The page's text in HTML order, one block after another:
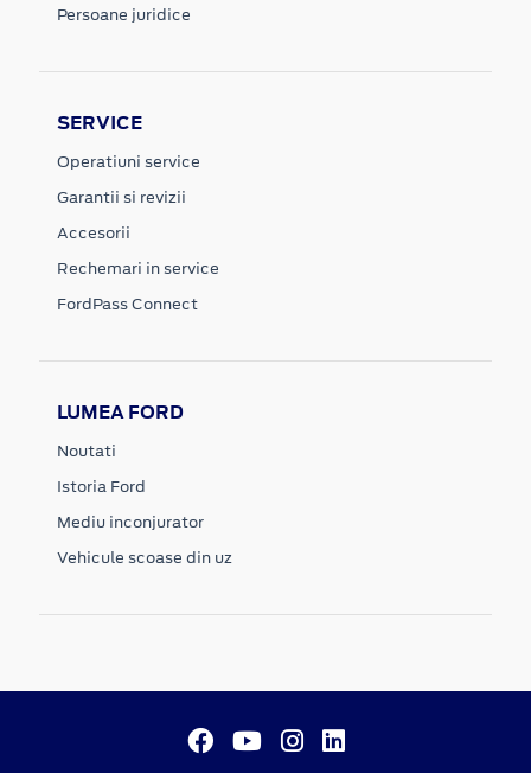
Persoane juridice
SERVICE
Operatiuni service
Garantii si revizii
Accesorii
Rechemari in service
FordPass Connect
LUMEA FORD
Noutati
Istoria Ford
Mediu inconjurator
Vehicule scoase din uz